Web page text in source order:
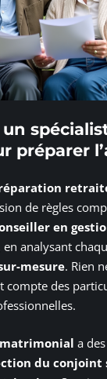
un
préparer
de règles
en
en analysant
mesure. Rien
compte des
a
du conjoint